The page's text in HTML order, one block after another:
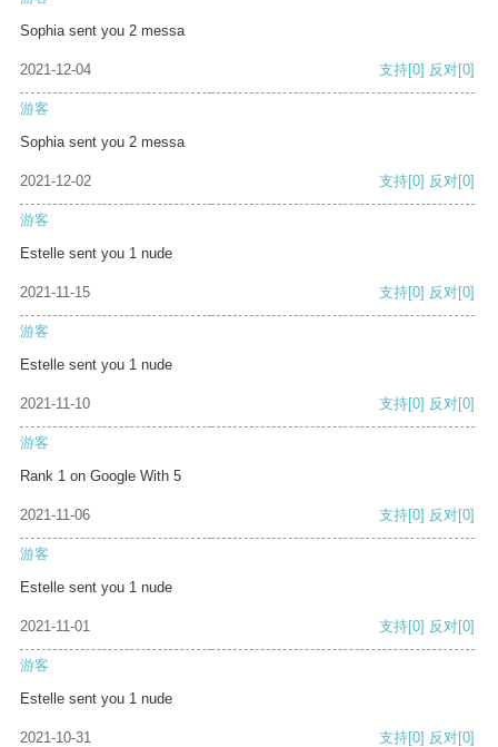
Sophia sent you 2 messa
2021-12-04 支持[0] 反对[0]
游客
Sophia sent you 2 messa
2021-12-02 支持[0] 反对[0]
游客
Estelle sent you 1 nude
2021-11-15 支持[0] 反对[0]
游客
Estelle sent you 1 nude
2021-11-10 支持[0] 反对[0]
游客
Rank 1 on Google With 5
2021-11-06 支持[0] 反对[0]
游客
Estelle sent you 1 nude
2021-11-01 支持[0] 反对[0]
游客
Estelle sent you 1 nude
2021-10-31 支持[0] 反对[0]